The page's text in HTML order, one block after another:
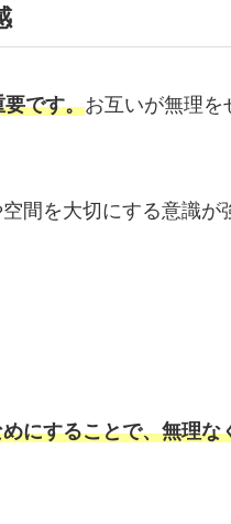
要です。お互いが無理を
間を大切にする意識が
にすることで、無理な